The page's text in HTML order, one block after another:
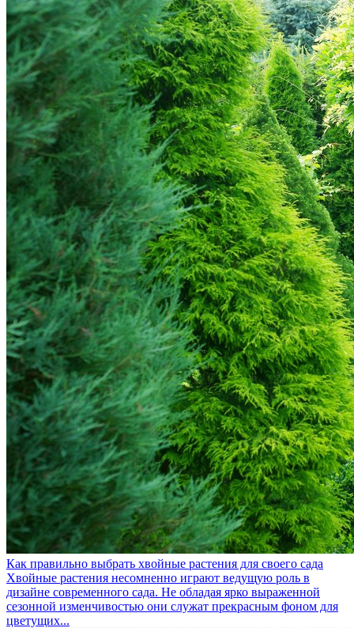
Как правильно выбрать хвойные растения для своего сада
Хвойные растения несомненно играют ведущую роль в
дизайне современного сада. Не обладая ярко выраженной
сезонной изменчивостью они служат прекрасным фоном для
цветущих...